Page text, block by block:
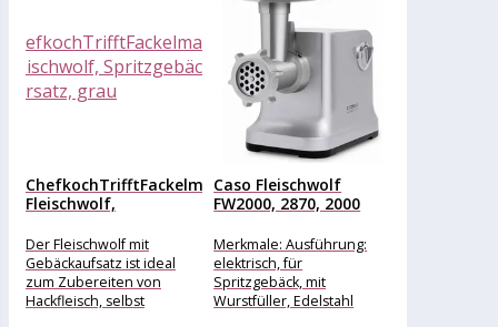
ChefkochTrifftFackelmann
Fleischwolf,
grau
Der Fleischwolf mit
Gebäckaufsatz ist ideal
zum Zubereiten von
Hackfleisch, selbst
Caso Fleischwolf
FW2000, 2870, 2000
Merkmale: Ausführung:
elektrisch, für
Spritzgebäck, mit
Wurstfüller, Edelstahl